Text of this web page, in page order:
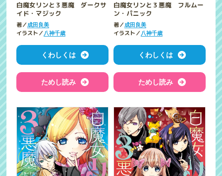
白魔女リンと３悪魔 ダークサ
イド・マジック
著／成田良美
イラスト／ 八神千歳
くわしくは
ためし読み
白魔女リンと３悪魔 フルムー
ン・パニック
著／成田良美
イラスト／ 八神千歳
くわしくは
ためし読み